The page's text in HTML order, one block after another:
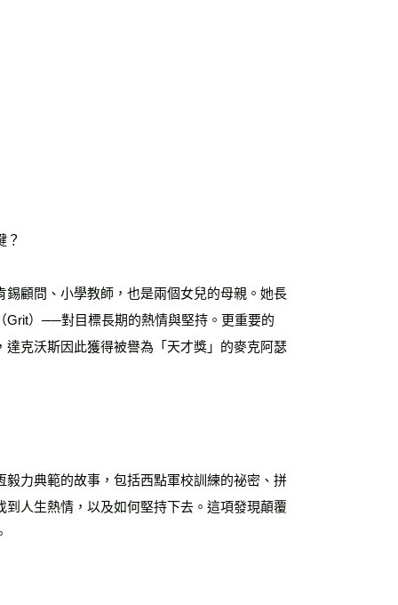
免運
？
顧問、小學教師，也是兩個女兒的母親。她長
Grit）──對目標長期的熱情與堅持。更重要的
克沃斯因此獲得被譽為「天才獎」的麥克阿瑟
力典範的故事，包括西點軍校訓練的祕密、拼
人生熱情，以及如何堅持下去。這項發現顛覆